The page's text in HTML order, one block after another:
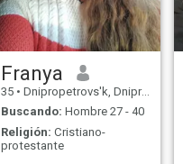
Franya
35 • Dnipropetrovs'k, Dnipropetrovs'k, Ukrania
Buscando: Hombre 27 - 40
Religión: Cristiano-
protestante